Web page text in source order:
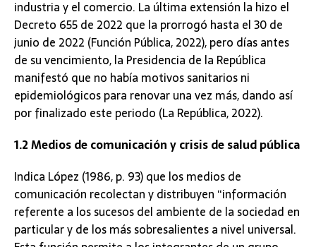
industria y el comercio. La última extensión la hizo el
Decreto 655 de 2022 que la prorrogó hasta el 30 de
junio de 2022 (Función Pública, 2022), pero días antes
de su vencimiento, la Presidencia de la República
manifestó que no había motivos sanitarios ni
epidemiológicos para renovar una vez más, dando así
por finalizado este periodo (La República, 2022).
1.2 Medios de comunicación y crisis de salud pública
Indica López (1986, p. 93) que los medios de
comunicación recolectan y distribuyen “información
referente a los sucesos del ambiente de la sociedad en
particular y de los más sobresalientes a nivel universal.